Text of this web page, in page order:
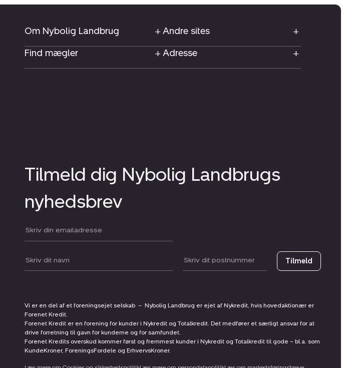
Om Nybolig Landbrug
Andre sites
Find mægler
Adresse
Tilmeld dig Nybolig Landbrugs
nyhedsbrev
Din email:
Dit navn: Postnummer Tilmeld
Vi er en del af et foreningsejet selskab – Nybolig Landbrug er ejet af Nykredit, hvis hovedaktionær er
Forenet Kredit.
Forenet Kredit er en forening for kunder i Nykredit og Totalkredit. Det medfører et særligt ansvar for at
drive forretning til gavn for kunderne og for samfundet.
Forenet Kredits overskud kommer først og fremmest kunder i Nykredit og Totalkredit til gode – bl.a. som
KundeKroner, ForeningsFordele og ErhvervsKroner.